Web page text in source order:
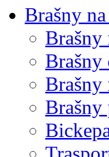
Brašny
Brašny
Brašny
Brašny